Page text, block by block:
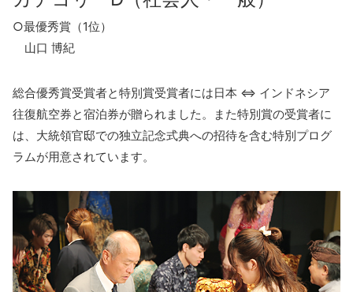
○最優秀賞（1位）
山口 博紀
総合優秀賞受賞者と特別賞受賞者には日本 ⇔ インドネシア
往復航空券と宿泊券が贈られました。また特別賞の受賞者に
は、大統領官邸での独立記念式典への招待を含む特別プログ
ラムが用意されています。